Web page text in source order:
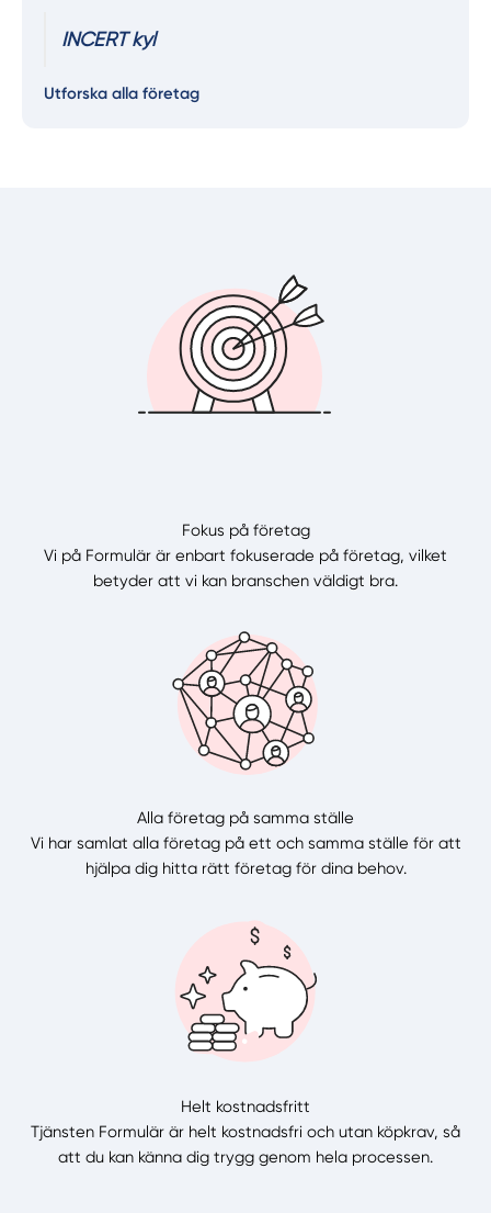
INCERT kyl
Utforska alla företag
Fokus på företag
Vi på Formulär är enbart fokuserade på företag, vilket
betyder att vi kan branschen väldigt bra.
Alla företag på samma ställe
Vi har samlat alla företag på ett och samma ställe för att
hjälpa dig hitta rätt företag för dina behov.
Helt kostnadsfritt
Tjänsten Formulär är helt kostnadsfri och utan köpkrav, så
att du kan känna dig trygg genom hela processen.